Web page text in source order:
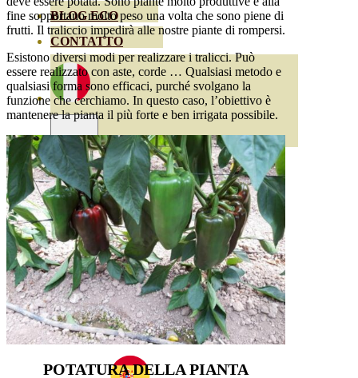
BLOG ECO
CONTATTO
fine sopportano molto peso una volta che sono piene di
frutti. Il traliccio impedirà alle nostre piante di rompersi.
Esistono diversi modi per realizzare i tralicci. Può
essere realizzato con aste, corde … Qualsiasi metodo e
qualsiasi forma sono efficaci, purché svolgano la
funzione che cerchiamo. In questo caso, l’obiettivo è
mantenere la pianta il più forte e ben irrigata possibile.
POTATURA DELLA PIANTA